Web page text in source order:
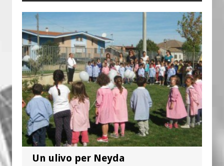
Un ulivo per Neyda